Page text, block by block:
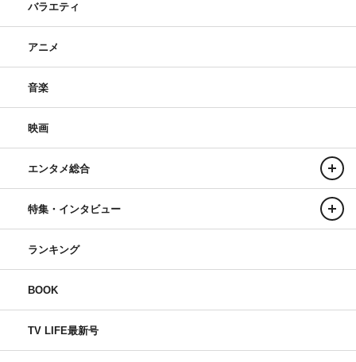
バラエティ
アニメ
音楽
映画
エンタメ総合
特集・インタビュー
ランキング
BOOK
TV LIFE最新号